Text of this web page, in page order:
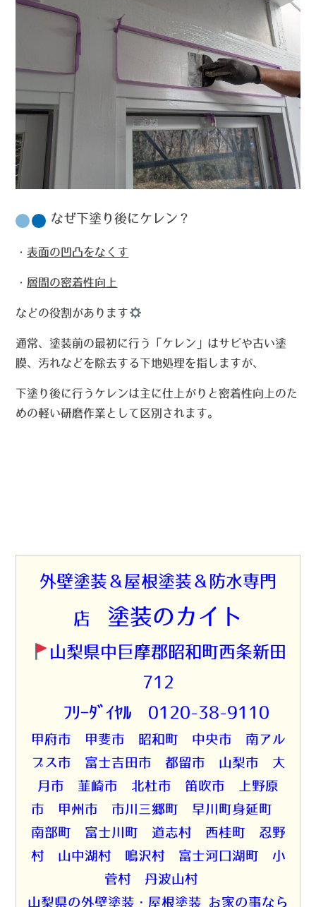
なぜ下塗り後にケレン？
・ 表面の凹凸をなくす
・ 層間の密着性向上
などの役割があります
通常、塗装前の最初に行う「ケレン」はサビや古い塗
膜、汚れなどを除去する下地処理を指しますが、
下塗り後に行うケレンは主に仕上がりと密着性向上のた
めの軽い研磨作業 として区別されます。
外壁塗装＆屋根塗装＆防水専門
店 塗装のカイト
山梨県中巨摩郡昭和町西条新田
712
☎ﾌﾘｰﾀﾞｲﾔﾙ 0120-38-9110
甲府市 甲斐市 昭和町 中央市 南アル
プス市 富士吉田市 都留市 山梨市 大
月市 韮崎市 北杜市 笛吹市 上野原
市 甲州市 市川三郷町 早川町身延町
南部町 富士川町 道志村 西桂町 忍野
村 山中湖村 鳴沢村 富士河口湖町 小
菅村 丹波山村
山梨県の外壁塗装・屋根塗装 お家の事なら